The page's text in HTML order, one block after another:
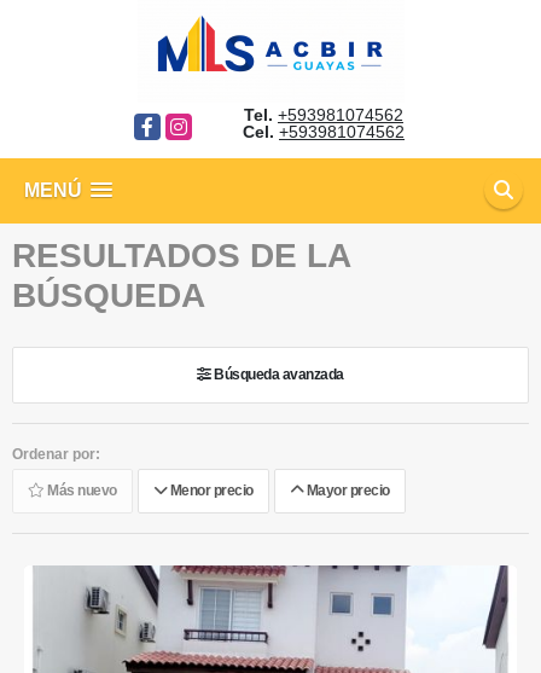
FacebookInstagram
Tel. +593981074562
Cel. +593981074562
MENÚ
RESULTADOS DE LA
BÚSQUEDA
Búsqueda avanzada
Ordenar por:
Más nuevo Menor precio Mayor precio